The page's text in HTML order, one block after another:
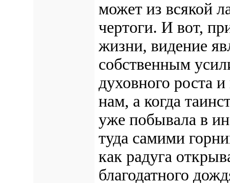
может из всякой
чертоги. И вот,
жизни, видение
собственным
духовного роста
нам, а когда
уже побывала в
туда самими
как радуга
благодатного